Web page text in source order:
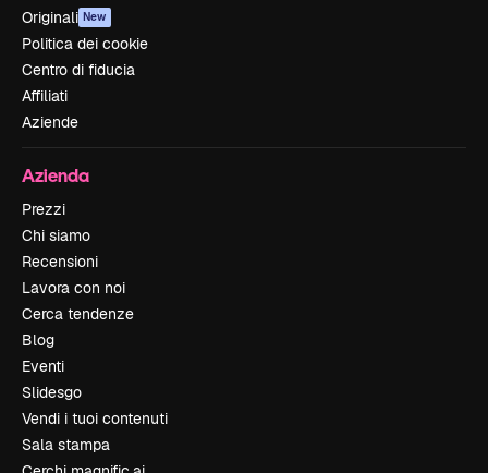
Originali New
Politica dei cookie
Centro di fiducia
Affiliati
Aziende
Azienda
Prezzi
Chi siamo
Recensioni
Lavora con noi
Cerca tendenze
Blog
Eventi
Slidesgo
Vendi i tuoi contenuti
Sala stampa